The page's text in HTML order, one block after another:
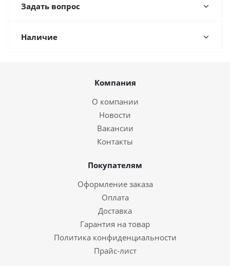
Задать вопрос
Наличие
Компания
О компании
Новости
Вакансии
Контакты
Покупателям
Оформление заказа
Оплата
Доставка
Гарантия на товар
Политика конфиденциальности
Прайс-лист